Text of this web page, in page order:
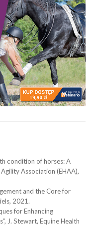
condition of horses: A
Association (EHAA),
and the Core for
2021.
for Enhancing
J. Stewart, Equine Health